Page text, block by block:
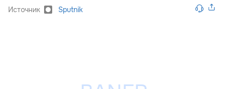
Источник Sputnik